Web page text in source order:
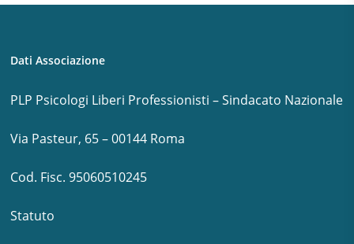
Dati Associazione
PLP Psicologi Liberi Professionisti – Sindacato Nazionale
Via Pasteur, 65 – 00144 Roma
Cod. Fisc. 95060510245
Statuto